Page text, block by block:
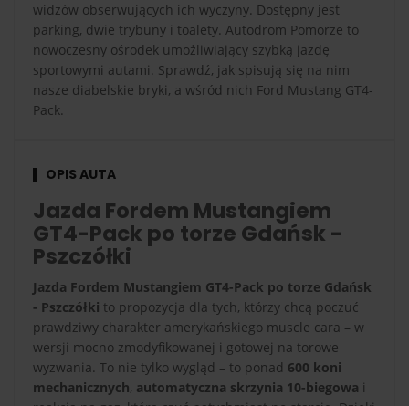
widzów obserwujących ich wyczyny. Dostępny jest
parking, dwie trybuny i toalety. Autodrom Pomorze to
nowoczesny ośrodek umożliwiający szybką jazdę
sportowymi autami. Sprawdź, jak spisują się na nim
nasze diabelskie bryki, a wśród nich Ford Mustang GT4-
Pack.
OPIS AUTA
Jazda Fordem Mustangiem
GT4-Pack po torze Gdańsk -
Pszczółki
Jazda Fordem Mustangiem GT4-Pack po torze Gdańsk
- Pszczółki to propozycja dla tych, którzy chcą poczuć
prawdziwy charakter amerykańskiego muscle cara – w
wersji mocno zmodyfikowanej i gotowej na torowe
wyzwania. To nie tylko wygląd – to ponad 600 koni
mechanicznych, automatyczna skrzynia 10-biegowa i